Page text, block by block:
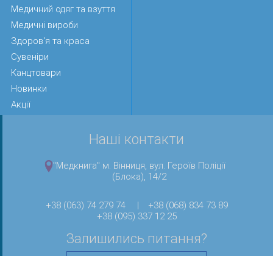
Медичний одяг та взуття
Медичні вироби
Здоров'я та краса
Сувеніри
Канцтовари
Новинки
Акції
Наші контакти
"Медкнига" м. Вінниця, вул. Героїв Поліції
(Блока), 14/2
+38 (063) 74 279 74 |
+38 (068) 834 73 89
+38 (095) 337 12 25
Залишились питання?